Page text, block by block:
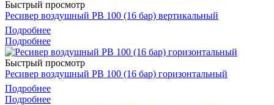
Быстрый просмотр
Ресивер воздушный РВ 100 (16 бар) вертикальный
Подробнее
Подробнее
Быстрый просмотр
Ресивер воздушный РВ 100 (16 бар) горизонтальный
Подробнее
Подробнее